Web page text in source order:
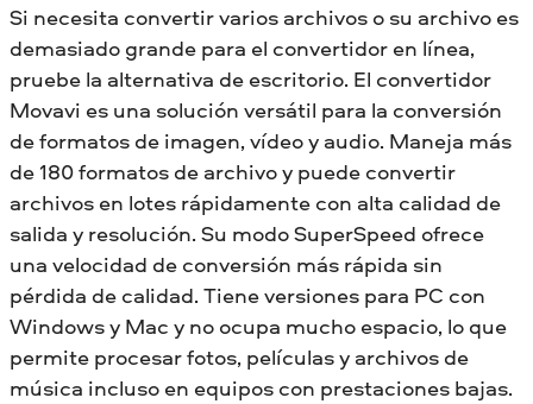
Si necesita convertir varios archivos o su archivo es
demasiado grande para el convertidor en línea,
pruebe la alternativa de escritorio. El convertidor
Movavi es una solución versátil para la conversión
de formatos de imagen, vídeo y audio. Maneja más
de 180 formatos de archivo y puede convertir
archivos en lotes rápidamente con alta calidad de
salida y resolución. Su modo SuperSpeed ofrece
una velocidad de conversión más rápida sin
pérdida de calidad. Tiene versiones para PC con
Windows y Mac y no ocupa mucho espacio, lo que
permite procesar fotos, películas y archivos de
música incluso en equipos con prestaciones bajas.